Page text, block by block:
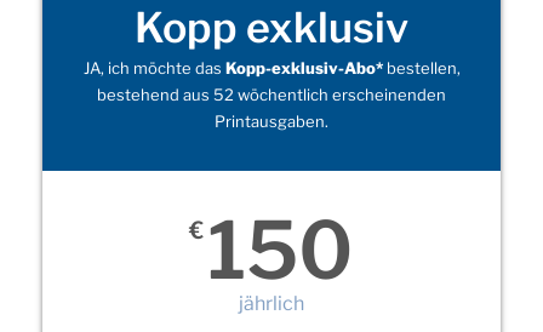
Kopp exklusiv
JA, ich möchte das Kopp-exklusiv-Abo*bestellen,
bestehend aus 52 wöchentlich erscheinenden
Printausgaben.
€ 150
jährlich